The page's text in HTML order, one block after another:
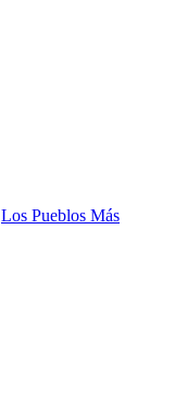
Los Pueblos Más